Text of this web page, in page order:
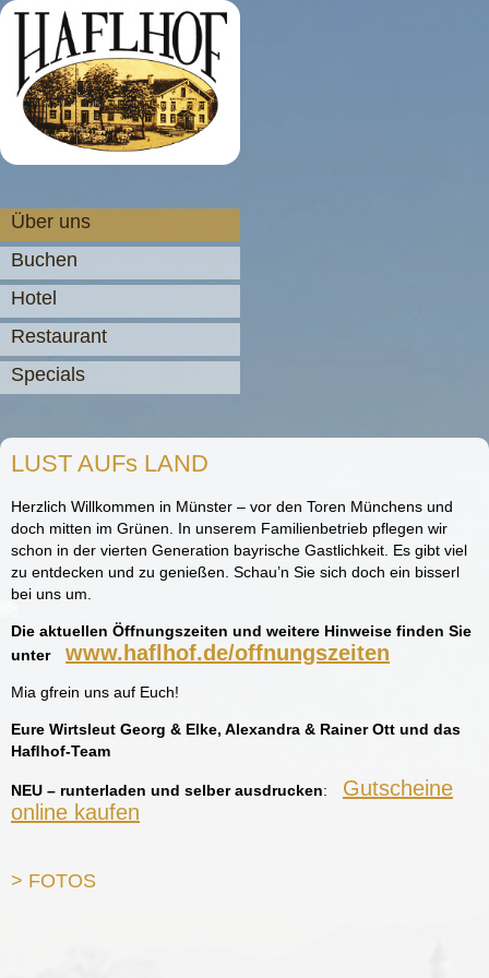
Über uns
Buchen
Hotel
Restaurant
Specials
LUST AUFs LAND
Herzlich Willkommen in Münster – vor den Toren Münchens und
doch mitten im Grünen. In unserem Familienbetrieb pflegen wir
schon in der vierten Generation bayrische Gastlichkeit. Es gibt viel
zu entdecken und zu genießen. Schau’n Sie sich doch ein bisserl
bei uns um.
Die aktuellen Öffnungszeiten und weitere Hinweise finden Sie
unter
www.haflhof.de/offnungszeiten
Mia gfrein uns auf Euch!
Eure Wirtsleut Georg & Elke, Alexandra & Rainer Ott und das
Haﬂhof-Team
NEU – runterladen und selber ausdrucken:
Gutscheine
online kaufen
> FOTOS